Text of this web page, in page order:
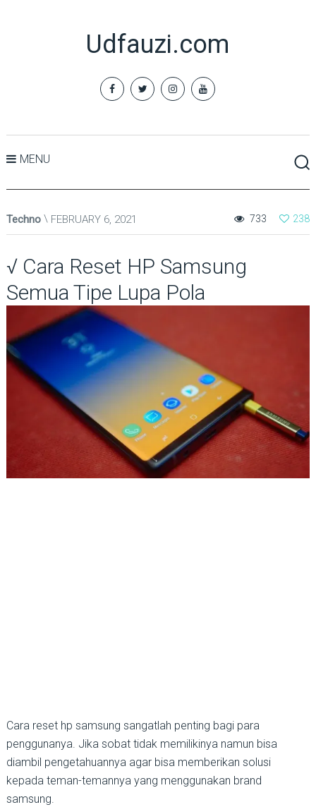
Udfauzi.com
MENU
Techno FEBRUARY 6, 2021 238
733
√ Cara Reset HP Samsung
Semua Tipe Lupa Pola
Cara reset hp samsung sangatlah penting bagi para
penggunanya. Jika sobat tidak memilikinya namun bisa
diambil pengetahuannya agar bisa memberikan solusi
kepada teman-temannya yang menggunakan brand
samsung.